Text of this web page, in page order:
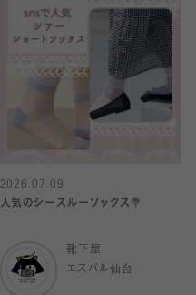
2026.07.09
人気のシースルーソックス💐
靴下屋
エスパル仙台